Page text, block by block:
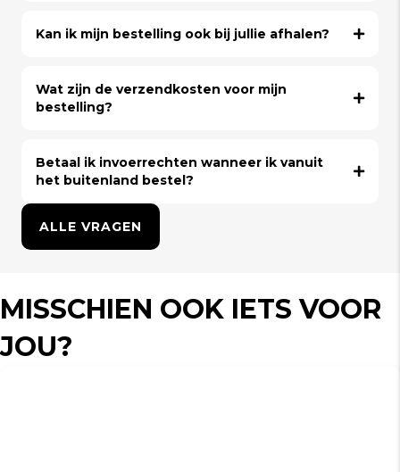
Kan ik mijn bestelling ook bij jullie afhalen?
Wat zijn de verzendkosten voor mijn
bestelling?
Betaal ik invoerrechten wanneer ik vanuit
het buitenland bestel?
ALLE VRAGEN
MISSCHIEN OOK IETS VOOR
JOU?